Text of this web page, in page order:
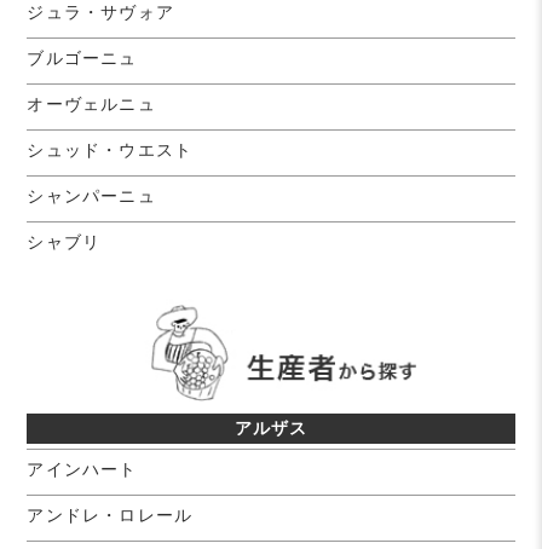
ジュラ・サヴォア
ブルゴーニュ
オーヴェルニュ
シュッド・ウエスト
シャンパーニュ
シャブリ
アルザス
アインハート
アンドレ・ロレール